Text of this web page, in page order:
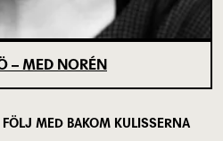
– MED NORÉN
FÖLJ MED BAKOM KULISSERNA